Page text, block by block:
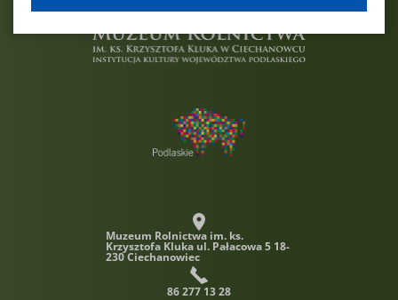
Muzeum Rolnictwa im. ks.
Krzysztofa Kluka ul. Pałacowa 5 18-
230 Ciechanowiec
86 277 13 28
cookies.